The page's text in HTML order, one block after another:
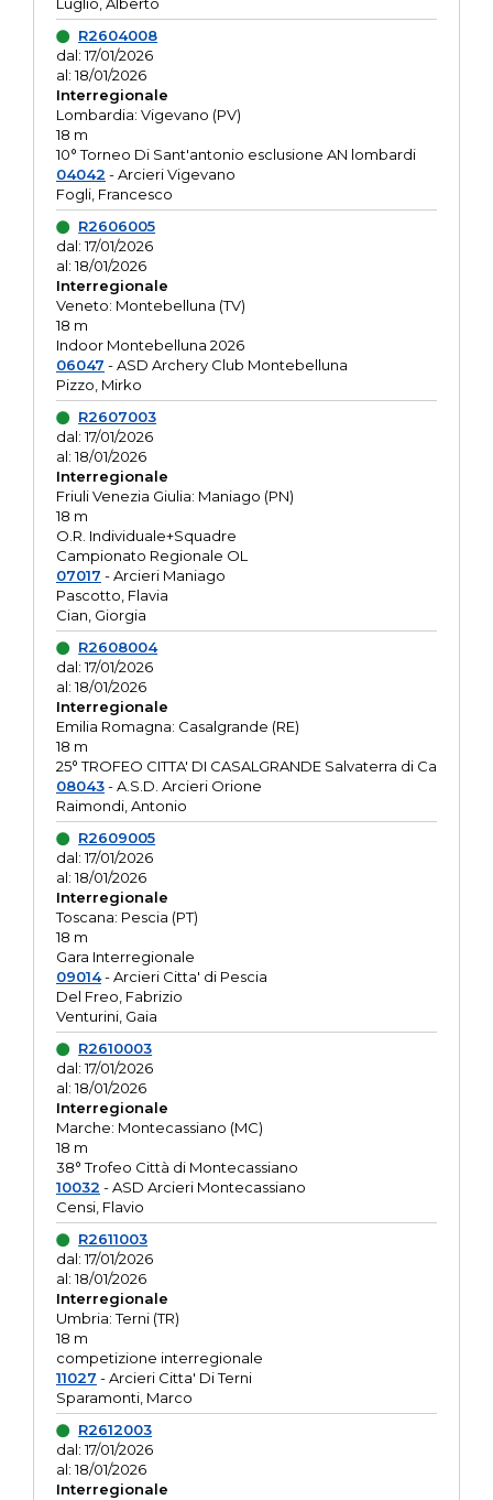
R2604008
dal: 17/01/2026
al: 18/01/2026
Interregionale
Lombardia: Vigevano (PV)
18 m
10° Torneo Di Sant'antonio esclusione AN lombardi
04042 - Arcieri Vigevano
Fogli, Francesco
R2606005
dal: 17/01/2026
al: 18/01/2026
Interregionale
Veneto: Montebelluna (TV)
18 m
Indoor Montebelluna 2026
06047 - ASD Archery Club Montebelluna
Pizzo, Mirko
R2607003
dal: 17/01/2026
al: 18/01/2026
Interregionale
Friuli Venezia Giulia: Maniago (PN)
18 m
O.R. Individuale+Squadre
Campionato Regionale OL
07017 - Arcieri Maniago
Pascotto, Flavia
Cian, Giorgia
R2608004
dal: 17/01/2026
al: 18/01/2026
Interregionale
Emilia Romagna: Casalgrande (RE)
18 m
25° TROFEO CITTA' DI CASALGRANDE Salvaterra di Ca
08043- A.S.D. Arcieri Orione
Raimondi, Antonio
R2609005
dal: 17/01/2026
al: 18/01/2026
Interregionale
Toscana: Pescia (PT)
18 m
Gara Interregionale
09014- Arcieri Citta' di Pescia
Del Freo, Fabrizio
Venturini, Gaia
R2610003
dal: 17/01/2026
al: 18/01/2026
Interregionale
Marche: Montecassiano (MC)
18 m
38° Trofeo Città di Montecassiano
10032 - ASD Arcieri Montecassiano
Censi, Flavio
R2611003
dal: 17/01/2026
al: 18/01/2026
Interregionale
Umbria: Terni (TR)
18 m
competizione interregionale
11027 - Arcieri Citta' Di Terni
Sparamonti, Marco
R2612003
dal: 17/01/2026
al: 18/01/2026
Interregionale